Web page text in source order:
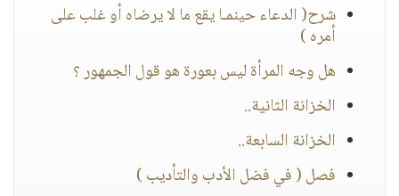
شرح( الدعاء حينمـا يقع ما لا يرضاه أو غلب على
أمره )
هل وجه المرأة ليس بعورة هو قول الجمهور ؟
الخزانة الثانية..
الخزانة السابعة..
فصل ( في فضل الأدب والتأديب )